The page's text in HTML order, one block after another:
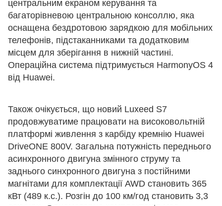
центральним екраном керування та
багаторівневою центральною консоллю, яка
оснащена бездротовою зарядкою для мобільних
телефонів, підстаканниками та додатковим
місцем для зберігання в нижній частині.
Операційна система підтримується HarmonyOS 4
від Huawei.
Також очікується, що новий Luxeed S7
продовжуватиме працювати на високовольтній
платформі живлення з карбіду кремнію Huawei
DriveONE 800V. Загальна потужність переднього
асинхронного двигуна змінного струму та
заднього синхронного двигуна з постійними
магнітами для комплектації AWD становить 365
кВт (489 к.с.). Розгін до 100 км/год становить 3,3